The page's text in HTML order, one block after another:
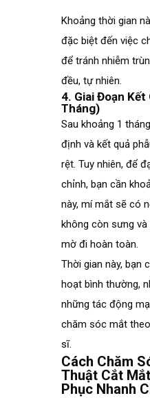
Khoảng thời gian
đặc biệt đến việc
để tránh nhiễm
đều, tự nhiên.
4. Giai Đoạn Kết
Tháng)
Sau khoảng 1
định và kết quả
rệt. Tuy nhiên, để
chỉnh, bạn cần
này, mí mắt sẽ có
không còn sưng
mờ đi hoàn toàn.
Thời gian này, bạn
hoạt bình thường,
những tác động
chăm sóc mắt
sĩ.
Cách Chăm
Thuật Cắt
Phục Nhanh